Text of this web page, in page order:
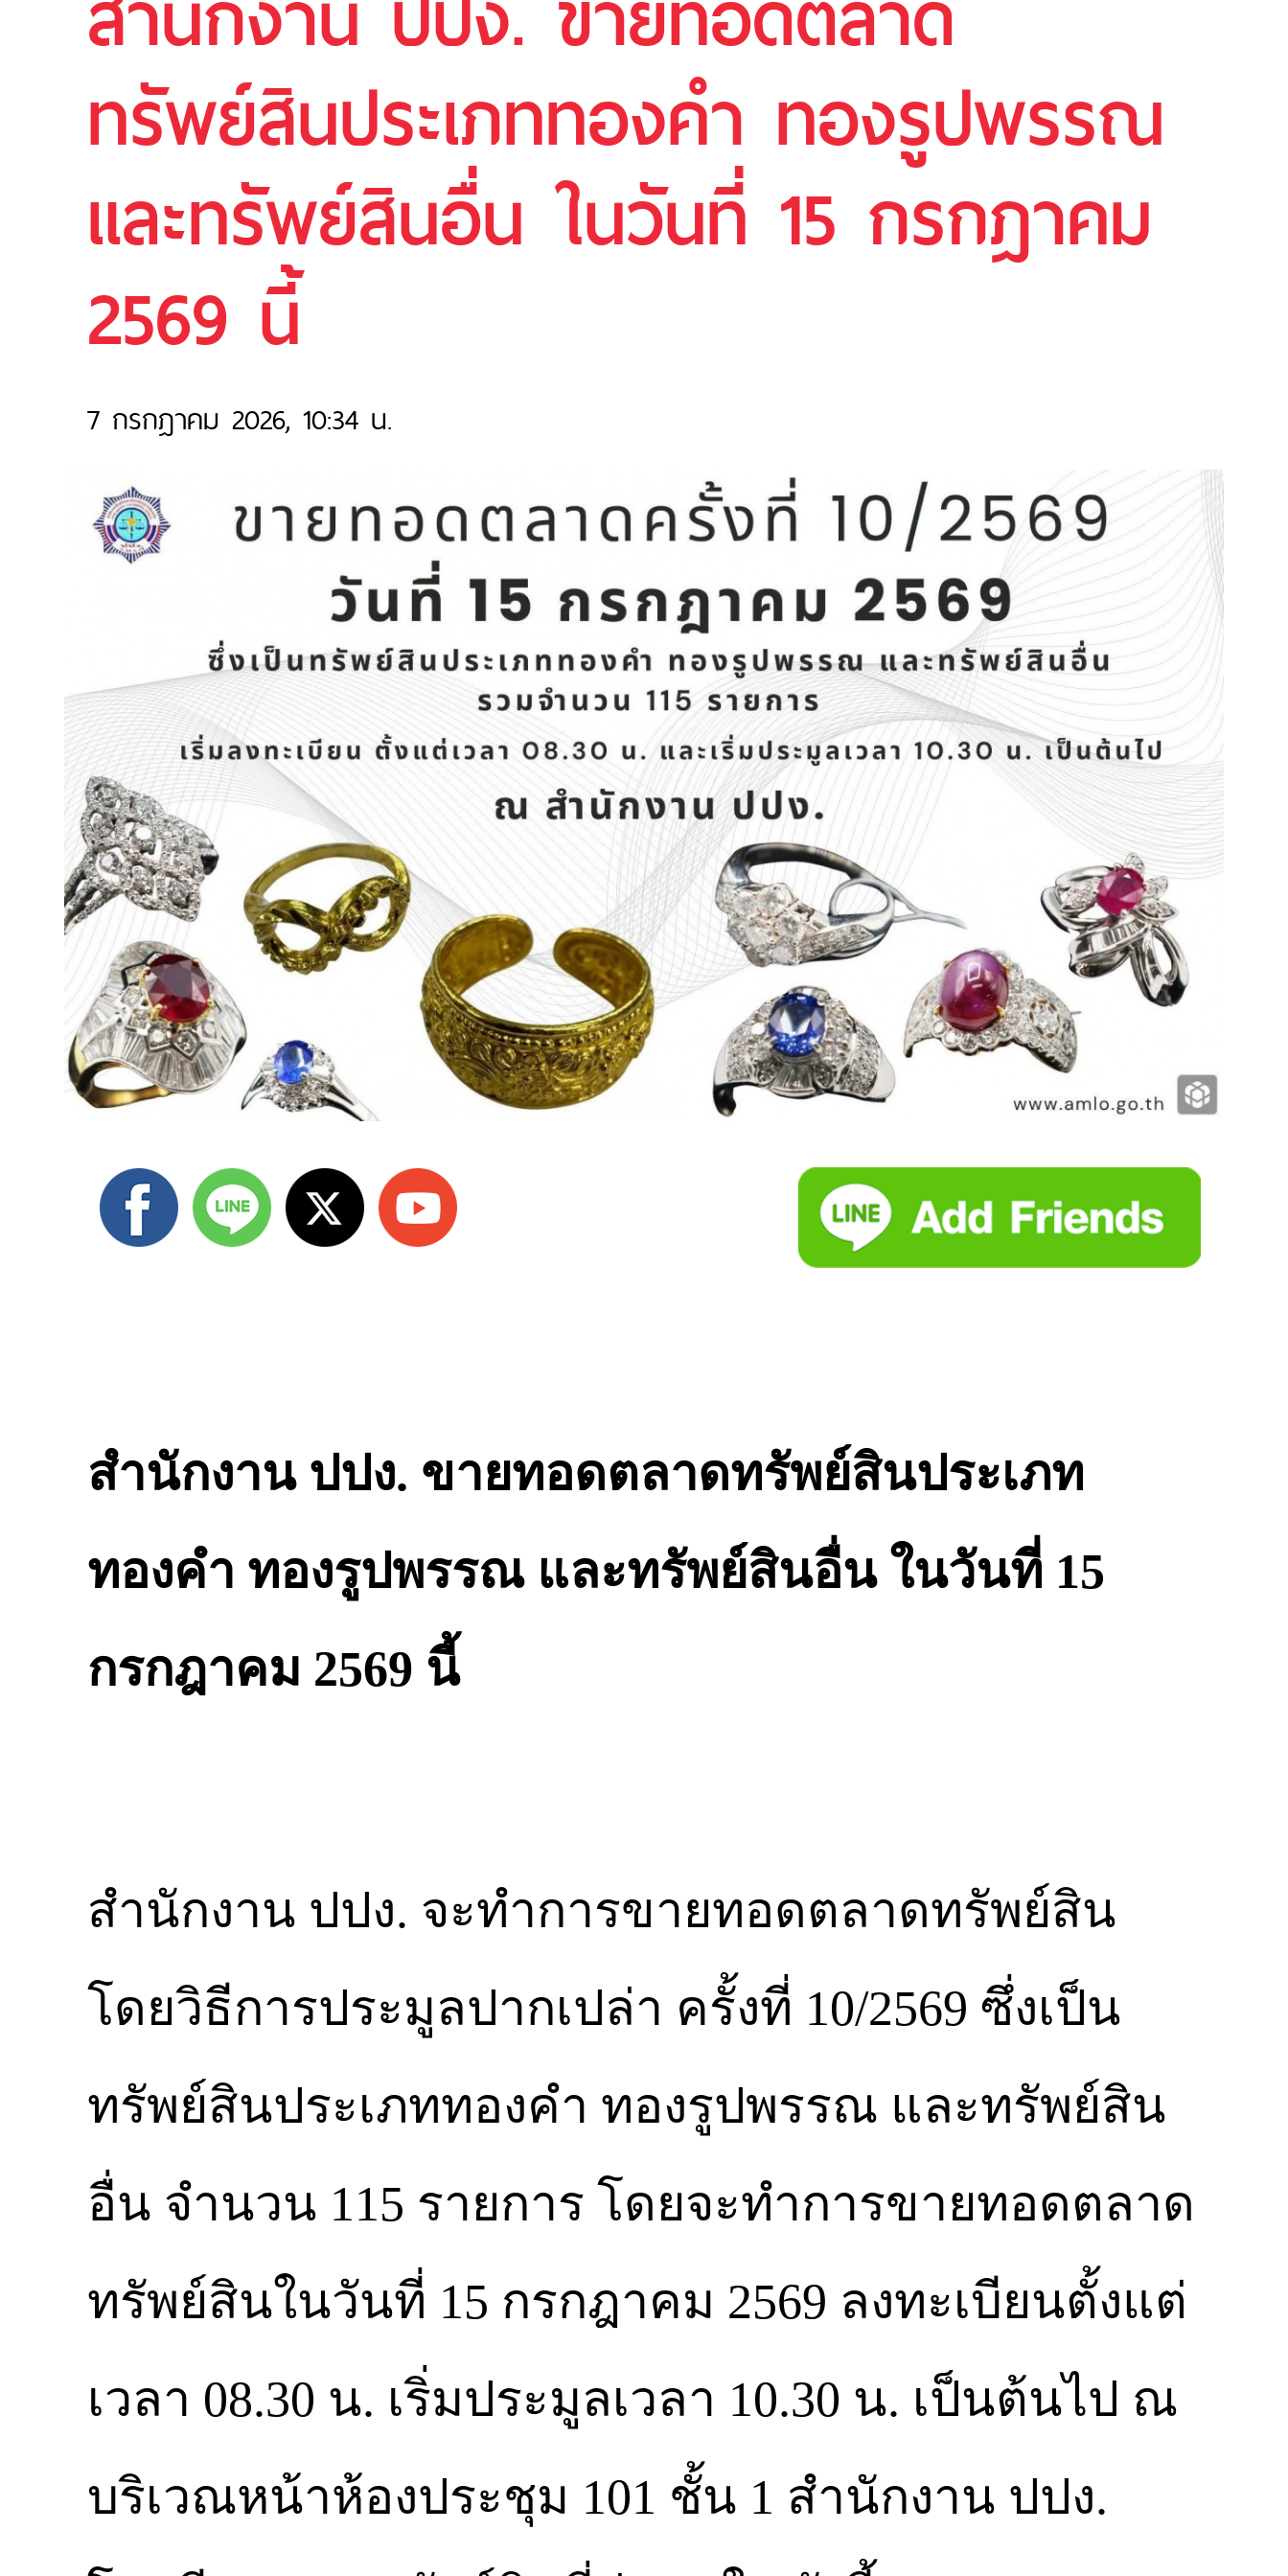
ทรัพย์สินประเภททองคำ ทองรูปพรรณ
และทรัพย์สินอื่น ในวันที่ 15 กรกฎาคม
2569 นี้
7 กรกฎาคม 2026, 10:34 น.
สำนักงาน ปปง. ขายทอดตลาดทรัพย์สินประเภท
ทองคำ ทองรูปพรรณ และทรัพย์สินอื่น ในวันที่ 15
กรกฎาคม 2569 นี้
สำนักงาน ปปง. จะทำการขายทอดตลาดทรัพย์สิน
โดยวิธีการประมูลปากเปล่า ครั้งที่ 10/2569 ซึ่งเป็น
ทรัพย์สินประเภททองคำ ทองรูปพรรณ และทรัพย์สิน
อื่น จำนวน 115 รายการ โดยจะทำการขายทอดตลาด
ทรัพย์สินในวันที่ 15 กรกฎาคม 2569 ลงทะเบียนตั้งแต่
เวลา 08.30 น. เริ่มประมูลเวลา 10.30 น. เป็นต้นไป ณ
บริเวณหน้าห้องประชุม 101 ชั้น 1 สำนักงาน ปปง.